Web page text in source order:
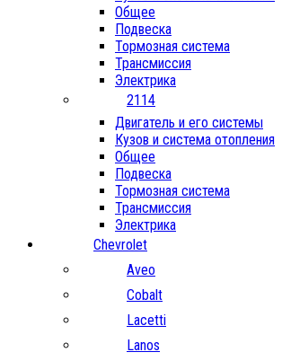
Общее
Подвеска
Тормозная система
Трансмиссия
Электрика
2114
Двигатель и его системы
Кузов и система отопления
Общее
Подвеска
Тормозная система
Трансмиссия
Электрика
Chevrolet
Aveo
Cobalt
Lacetti
Lanos